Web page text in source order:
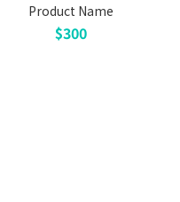
Product Name
$300